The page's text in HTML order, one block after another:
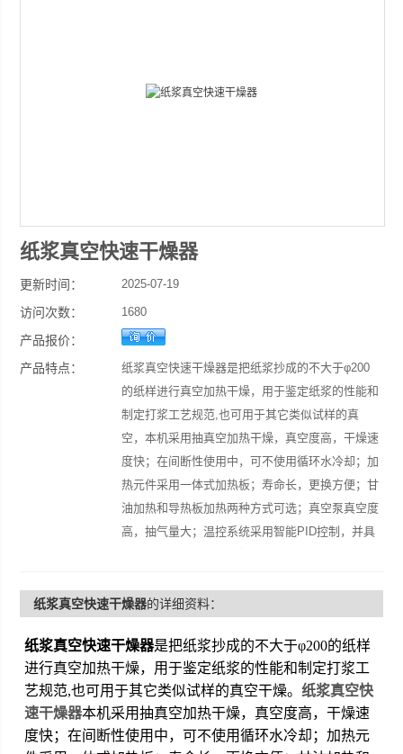
纸浆真空快速干燥器
更新时间： 2025-07-19
访问次数： 1680
产品报价：
产品特点：
纸浆真空快速干燥器是把纸浆抄成的不大于φ200
的纸样进行真空加热干燥，用于鉴定纸浆的性能和
制定打浆工艺规范,也可用于其它类似试样的真
空，本机采用抽真空加热干燥，真空度高，干燥速
度快；在间断性使用中，可不使用循环水冷却；加
热元件采用一体式加热板；寿命长，更换方便；甘
油加热和导热板加热两种方式可选；真空泵真空度
高，抽气量大；温控系统采用智能PID控制，并具
纸浆真空快速干燥器的详细资料：
纸浆真空快速干燥器是把纸浆抄成的不大于φ200的纸样
进行真空加热干燥，用于鉴定纸浆的性能和制定打浆工
艺规范,也可用于其它类似试样的真空干燥。纸浆真空快
速干燥器本机采用抽真空加热干燥，真空度高，干燥速
度快；在间断性使用中，可不使用循环水冷却；加热元